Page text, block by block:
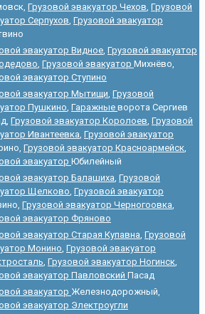
Грузовой эвакуатор Чехов, Грузовой
Серпухов, Грузовой эвакуатор
эвакуатор Видное, Грузовой эвакуатор
, Грузовой эвакуатор Михнёво,
эвакуатор Ступино
эвакуатор Мытищи, Грузовой
Пушкино, Гаражные ворота Сергиев
Грузовой эвакуатор Королоев, Грузовой
Ивантеевка, Грузовой эвакуатор
Грузовой эвакуатор Красноармейск,
эвакуатор Юбилейный
эвакуатор Балашиха, Грузовой
Щелково, Грузовой эвакуатор
Грузовой эвакуатор Черногоовка,
эвакуатор Фряново
эвакуатор Старая Купавна, Грузовой
Монино, Грузовой эвакуатор
, Грузовой эвакуатор Ногинск,
эвакуатор Павловский Пасад
эвакуатор Железнодорожный,
эвакуатор Электроугли